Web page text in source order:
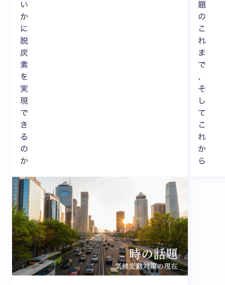
い
か
に
脱
炭
素
を
実
現
で
き
る
の
か
題
の
こ
れ
ま
で
、
そ
し
て
こ
れ
か
ら